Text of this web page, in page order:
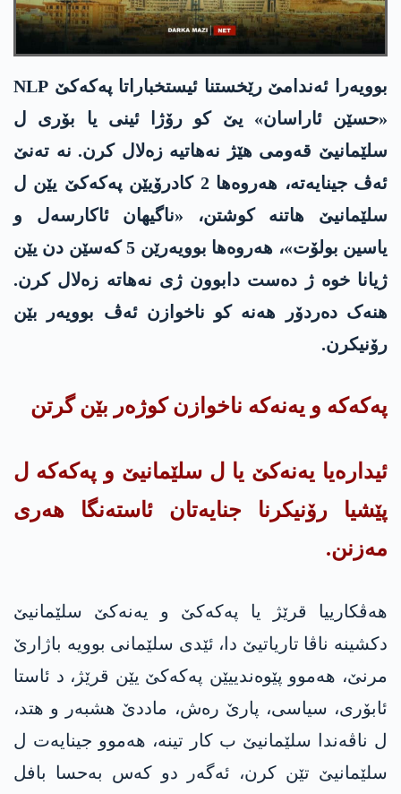
بوویەرا ئه‌ندامێ رێخستنا ئیستخباراتا په‌كه‌كێ NLP
«حسێن ئاراسان» یێ کو رۆژا ئینی یا بۆری ل
سلێمانیێ قەومی هێژ نەهاتیە زەلال کرن. نە تەنێ
ئەڤ جینایەته‌، هەروه‌ها 2 کادرۆیێن په‌كه‌كێ یێن ل
سلێمانیێ هاتنه‌ کوشتن، «ناگیهان ئاکارسەل و
یاسین بولۆت»، هەروه‌ها بوویەرێن 5 کەسێن دن یێن
ژیانا خوە ژ دەست دابوون ژی نەهاته‌ زەلال کرن.
هنەک دەردۆر هەنە کو ناخوازن ئەڤ بوویەر بێن
رۆنیکرن.
په‌كه‌كە و یه‌نه‌كە ناخوازن کوژەر بێن گرتن
ئیدارەیا یه‌نه‌كێ یا ل سلێمانیێ و په‌كه‌كه‌ ل
پێشیا رۆنیکرنا جنایەتان ئاستەنگا هەری
مەزنن.
هەڤکارییا قرێژ یا په‌كه‌كێ و یه‌نه‌كێ سلێمانیێ
دکشینە ناڤا تاریاتیێ دا، ئێدی سلێمانی بوویە باژارێ
مرنێ، هەموو پێوەندییێن په‌كه‌كێ یێن قرێژ، د ئاستا
ئابۆری، سیاسی، پارێ رەش، ماددێ هشبەر و هتد،
ل ناڤەندا سلێمانیێ ب کار تینە، هەموو جینایەت ل
سلێمانیێ تێن کرن، ئەگەر دو کەس بەحسا بافل